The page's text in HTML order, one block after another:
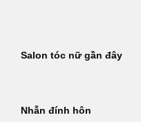
dungSalon tóc nữ gần đây
Nhẫn đính hôn